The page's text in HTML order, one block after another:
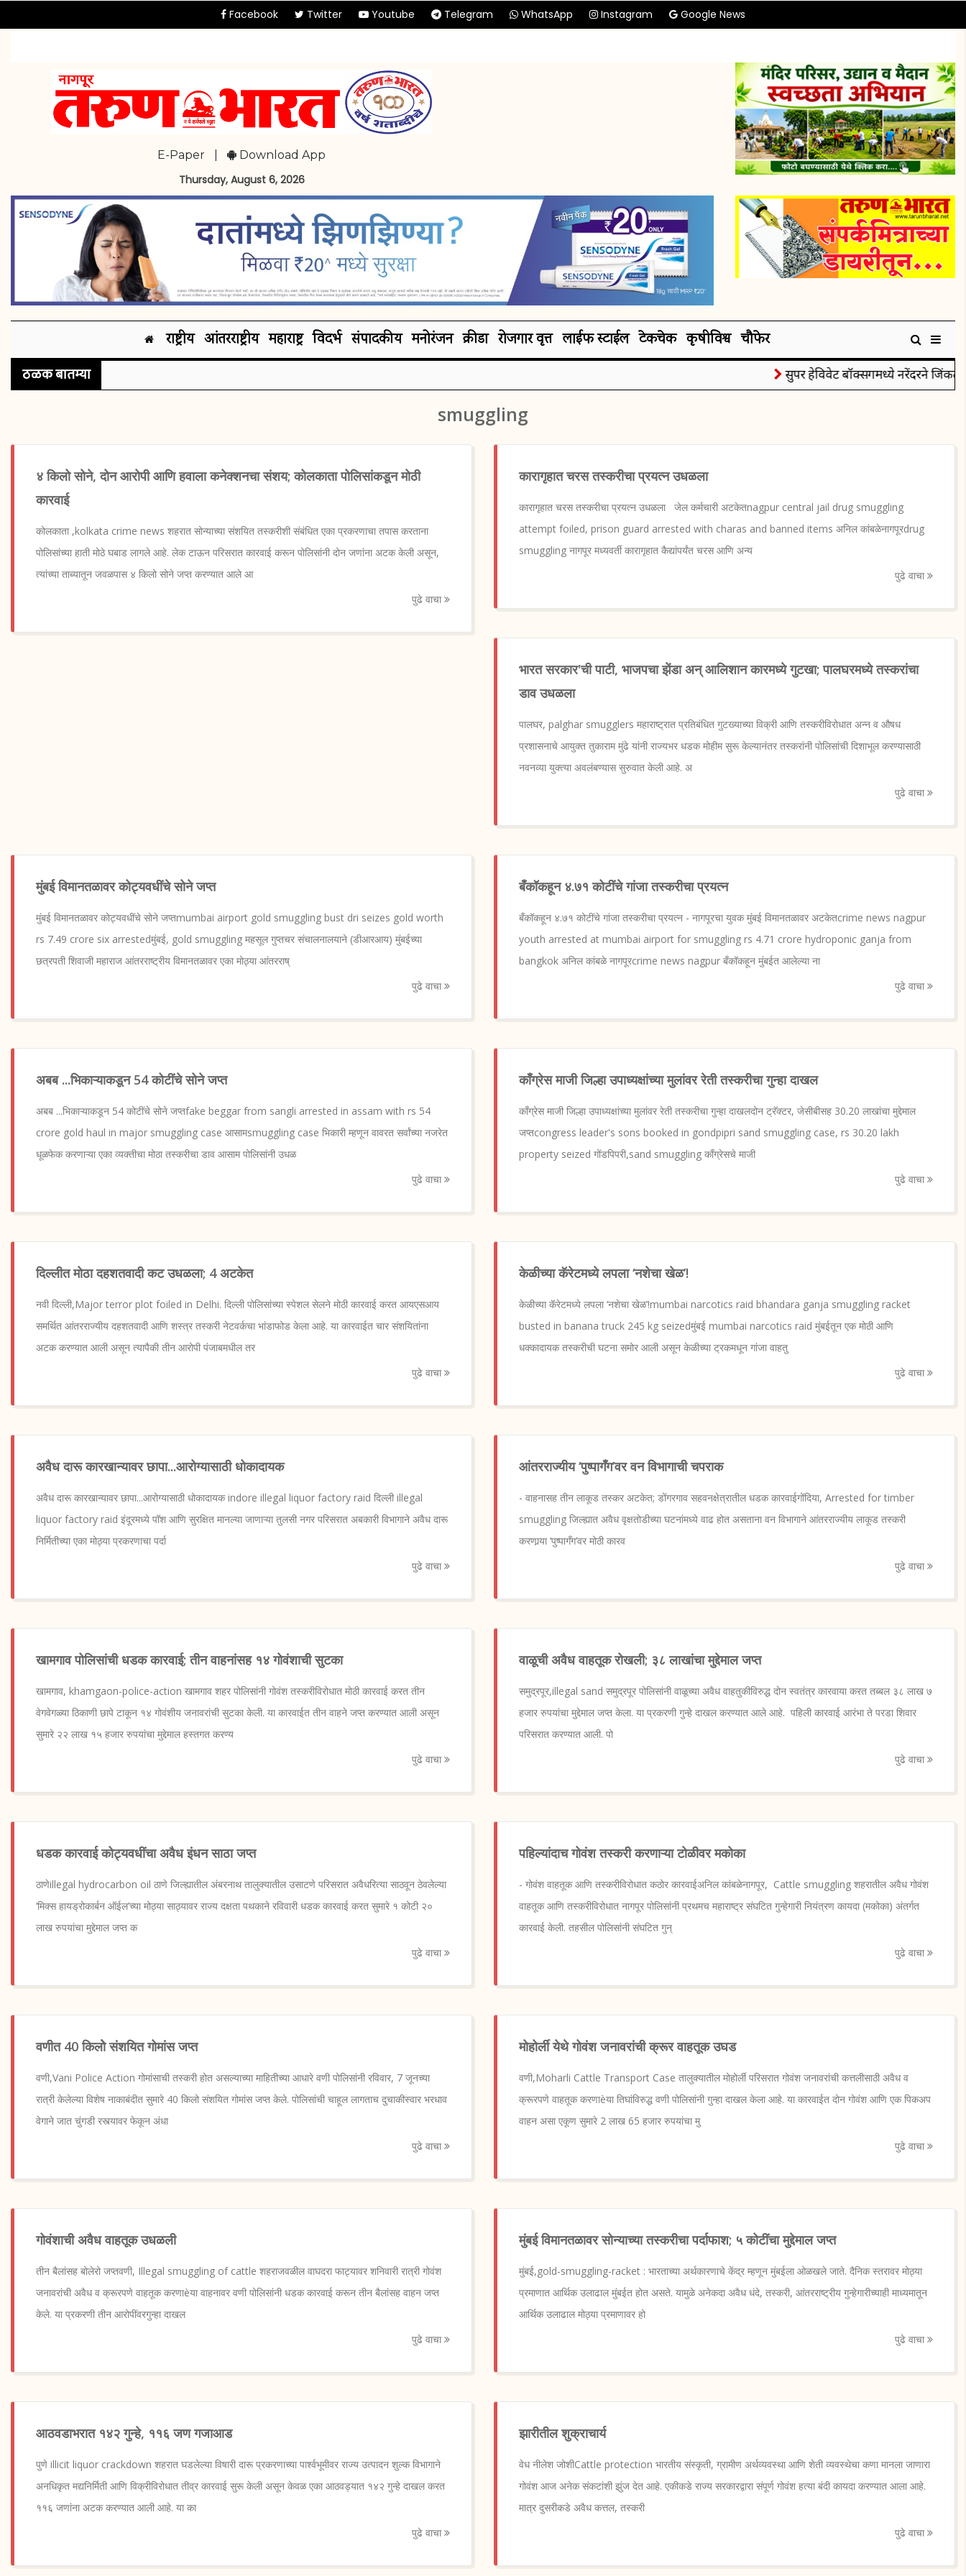
Facebook Twitter Youtube Telegram WhatsApp Instagram Google News
E-Paper Download App
Thursday, August 6, 2026
राष्ट्रीय आंतरराष्ट्रीय महाराष्ट्र विदर्भ संपादकीय मनोरंजन क्रीडा रोजगार वृत्त लाईफ स्टाईल टेकचेक कृषीविश्व चौफेर
ठळक बातम्या सुपर हेविवेट बॉक्सिंगमध्ये नरेंदरने जिंकले
smuggling
४ किलो सोने, दोन आरोपी आणि हवाला कनेक्शनचा संशय; कोलकाता पोलिसांकडून मोठी
कारवाई
कोलकाता ,kolkata crime news शहरात सोन्याच्या संशयित तस्करीशी संबंधित एका प्रकरणाचा तपास करताना
पोलिसांच्या हाती मोठे घबाड लागले आहे. लेक टाऊन परिसरात कारवाई करून पोलिसांनी दोन जणांना अटक केली असून,
त्यांच्या ताब्यातून जवळपास ४ किलो सोने जप्त करण्यात आले आ
पुढे वाचा
कारागृहात चरस तस्करीचा प्रयत्न उधळला
कारागृहात चरस तस्करीचा प्रयत्न उधळला जेल कर्मचारी अटकेतnagpur central jail drug smuggling
attempt foiled, prison guard arrested with charas and banned items अनिल कांबळेनागपूरdrug
smuggling नागपूर मध्यवर्ती कारागृहात कैद्यांपर्यंत चरस आणि अन्य
पुढे वाचा
भारत सरकार'ची पाटी, भाजपचा झेंडा अन् आलिशान कारमध्ये गुटखा; पालघरमध्ये तस्करांचा
डाव उधळला
पालघर, palghar smugglers महाराष्ट्रात प्रतिबंधित गुटख्याच्या विक्री आणि तस्करीविरोधात अन्न व औषध
प्रशासनाचे आयुक्त तुकाराम मुंढे यांनी राज्यभर धडक मोहीम सुरू केल्यानंतर तस्करांनी पोलिसांची दिशाभूल करण्यासाठी
नवनव्या युक्त्या अवलंबण्यास सुरुवात केली आहे. अ
पुढे वाचा
मुंबई विमानतळावर कोट्यवधींचे सोने जप्त
मुंबई विमानतळावर कोट्यवधींचे सोने जप्तmumbai airport gold smuggling bust dri seizes gold worth
rs 7.49 crore six arrestedमुंबई, gold smuggling महसूल गुप्तचर संचालनालयाने (डीआरआय) मुंबईच्या
छत्रपती शिवाजी महाराज आंतरराष्ट्रीय विमानतळावर एका मोठ्या आंतरराष्
पुढे वाचा
बँकॉकहून ४.७१ कोटींचे गांजा तस्करीचा प्रयत्न
बँकॉकहून ४.७१ कोटींचे गांजा तस्करीचा प्रयत्न - नागपूरचा युवक मुंबई विमानतळावर अटकेतcrime news nagpur
youth arrested at mumbai airport for smuggling rs 4.71 crore hydroponic ganja from
bangkok अनिल कांबळे नागपूरcrime news nagpur बँकॉकहून मुंबईत आलेल्या ना
पुढे वाचा
अबब ...भिकाऱ्याकडून 54 कोटींचे सोने जप्त
अबब ...भिकाऱ्याकडून 54 कोटींचे सोने जप्तfake beggar from sangli arrested in assam with rs 54
crore gold haul in major smuggling case आसामsmuggling case भिकारी म्हणून वावरत सर्वांच्या नजरेत
धूळफेक करणाऱ्या एका व्यक्तीचा मोठा तस्करीचा डाव आसाम पोलिसांनी उधळ
पुढे वाचा
काँग्रेस माजी जिल्हा उपाध्यक्षांच्या मुलांवर रेती तस्करीचा गुन्हा दाखल
काँग्रेस माजी जिल्हा उपाध्यक्षांच्या मुलांवर रेती तस्करीचा गुन्हा दाखलदोन ट्रॅक्टर, जेसीबीसह 30.20 लाखांचा मुद्देमाल
जप्तcongress leader's sons booked in gondpipri sand smuggling case, rs 30.20 lakh
property seized गोंडपिपरी,sand smuggling काँग्रेसचे माजी
पुढे वाचा
दिल्लीत मोठा दहशतवादी कट उधळला; 4 अटकेत
नवी दिल्ली,Major terror plot foiled in Delhi. दिल्ली पोलिसांच्या स्पेशल सेलने मोठी कारवाई करत आयएसआय
समर्थित आंतरराज्यीय दहशतवादी आणि शस्त्र तस्करी नेटवर्कचा भांडाफोड केला आहे. या कारवाईत चार संशयितांना
अटक करण्यात आली असून त्यापैकी तीन आरोपी पंजाबमधील तर
पुढे वाचा
केळीच्या कॅरेटमध्ये लपला ‘नशेचा खेळ’!
केळीच्या कॅरेटमध्ये लपला ‘नशेचा खेळ’!mumbai narcotics raid bhandara ganja smuggling racket
busted in banana truck 245 kg seizedमुंबई mumbai narcotics raid मुंबईतून एक मोठी आणि
धक्कादायक तस्करीची घटना समोर आली असून केळीच्या ट्रकमधून गांजा वाहतु
पुढे वाचा
अवैध दारू कारखान्यावर छापा...आरोग्यासाठी धोकादायक
अवैध दारू कारखान्यावर छापा...आरोग्यासाठी धोकादायक indore illegal liquor factory raid दिल्ली illegal
liquor factory raid इंदूरमध्ये पॉश आणि सुरक्षित मानल्या जाणाऱ्या तुलसी नगर परिसरात अबकारी विभागाने अवैध दारू
निर्मितीच्या एका मोठ्या प्रकरणाचा पर्दा
पुढे वाचा
आंतरराज्यीय ‘पुष्पागँग’वर वन विभागाची चपराक
- वाहनासह तीन लाकूड तस्कर अटकेत; डोंगरगाव सहवनक्षेत्रातील धडक कारवाईगोंदिया, Arrested for timber
smuggling जिल्ह्यात अवैध वृक्षतोडीच्या घटनांमध्ये वाढ होत असताना वन विभागाने आंतरराज्यीय लाकूड तस्करी
करणार्‍या ‘पुष्पागँग’वर मोठी कारव
पुढे वाचा
खामगाव पोलिसांची धडक कारवाई; तीन वाहनांसह १४ गोवंशाची सुटका
खामगाव, khamgaon-police-action खामगाव शहर पोलिसांनी गोवंश तस्करीविरोधात मोठी कारवाई करत तीन
वेगवेगळ्या ठिकाणी छापे टाकून १४ गोवंशीय जनावरांची सुटका केली. या कारवाईत तीन वाहने जप्त करण्यात आली असून
सुमारे २२ लाख १५ हजार रुपयांचा मुद्देमाल हस्तगत करण्य
पुढे वाचा
वाळूची अवैध वाहतूक रोखली; ३८ लाखांचा मुद्देमाल जप्त
समुद्रपूर,illegal sand समुद्रपूर पोलिसांनी वाळूच्या अवैध वाहतुकीविरुद्ध दोन स्वतंत्र कारवाया करत तब्बल ३८ लाख ७
हजार रुपयांचा मुद्देमाल जप्त केला. या प्रकरणी गुन्हे दाखल करण्यात आले आहे. पहिली कारवाई आरंभा ते परडा शिवार
परिसरात करण्यात आली. पो
पुढे वाचा
धडक कारवाई कोट्यवधींचा अवैध इंधन साठा जप्त
ठाणेillegal hydrocarbon oil ठाणे जिल्ह्यातील अंबरनाथ तालुक्यातील उसाटणे परिसरात अवैधरित्या साठवून ठेवलेल्या
‘मिक्स हायड्रोकार्बन ऑईल’च्या मोठ्या साठ्यावर राज्य दक्षता पथकाने रविवारी धडक कारवाई करत सुमारे १ कोटी २०
लाख रुपयांचा मुद्देमाल जप्त क
पुढे वाचा
पहिल्यांदाच गोवंश तस्करी करणाऱ्या टोळीवर मकोका
- गोवंश वाहतूक आणि तस्करीविरोधात कठोर कारवाईअनिल कांबळेनागपूर, Cattle smuggling शहरातील अवैध गोवंश
वाहतूक आणि तस्करीविरोधात नागपूर पोलिसांनी प्रथमच महाराष्ट्र संघटित गुन्हेगारी नियंत्रण कायदा (मकोका) अंतर्गत
कारवाई केली. तहसील पोलिसांनी संघटित गुन्
पुढे वाचा
वणीत 40 किलोे संशयित गोमांस जप्त
वणी,Vani Police Action गोमांसाची तस्करी होत असल्याच्या माहितीच्या आधारे वणी पोलिसांनी रविवार, 7 जूनच्या
रात्री केलेल्या विशेष नाकाबंदीत सुमारे 40 किलो संशयित गोमांस जप्त केले. पोलिसांची चाहूल लागताच दुचाकीस्वार भरधाव
वेगाने जात चुंगडी रस्त्यावर फेकून अंधा
पुढे वाचा
मोहोर्ली येथे गोवंश जनावरांची क्रूर वाहतूक उघड
वणी,Moharli Cattle Transport Case तालुक्यातील मोहोर्ली परिसरात गोवंश जनावरांची कत्तलीसाठी अवैध व
क्रूरपणे वाहतूक करणाèया तिघांविरुद्ध वणी पोलिसांनी गुन्हा दाखल केला आहे. या कारवाईत दोन गोवंश आणि एक पिकअप
वाहन असा एकूण सुमारे 2 लाख 65 हजार रुपयांचा मु
पुढे वाचा
गोवंशाची अवैध वाहतूक उधळली
तीन बैलांसह बोलेरो जप्तवणी, Illegal smuggling of cattle शहराजवळील वाघदरा फाट्यावर शनिवारी रात्री गोवंश
जनावरांची अवैध व क्रूरपणे वाहतूक करणाèया वाहनावर वणी पोलिसांनी धडक कारवाई करून तीन बैलांसह वाहन जप्त
केले. या प्रकरणी तीन आरोपींवरगुन्हा दाखल
पुढे वाचा
मुंबई विमानतळावर सोन्याच्या तस्करीचा पर्दाफाश; ५ कोटींचा मुद्देमाल जप्त
मुंबई,gold-smuggling-racket : भारताच्या अर्थकारणाचे केंद्र म्हणून मुंबईला ओळखले जाते. दैनिक स्तरावर मोठ्या
प्रमाणात आर्थिक उलाढाल मुंबईत होत असते. यामुळे अनेकदा अवैध धंदे, तस्करी, आंतरराष्ट्रीय गुन्हेगारीच्याही माध्यमातून
आर्थिक उलाढाल मोठ्या प्रमाणावर हो
पुढे वाचा
आठवडाभरात १४२ गुन्हे, ११६ जण गजाआड
पुणे illicit liquor crackdown शहरात घडलेल्या विषारी दारू प्रकरणाच्या पार्श्वभूमीवर राज्य उत्पादन शुल्क विभागाने
अनधिकृत मद्यनिर्मिती आणि विक्रीविरोधात तीव्र कारवाई सुरू केली असून केवळ एका आठवड्यात १४२ गुन्हे दाखल करत
११६ जणांना अटक करण्यात आली आहे. या का
पुढे वाचा
झारीतील शुक्राचार्य
वेध नीलेश जोशीCattle protection भारतीय संस्कृती, ग्रामीण अर्थव्यवस्था आणि शेती व्यवस्थेचा कणा मानला जाणारा
गोवंश आज अनेक संकटांशी झुंज देत आहे. एकीकडे राज्य सरकारद्वारा संपूर्ण गोवंश हत्या बंदी कायदा करण्यात आला आहे.
मात्र दुसरीकडे अवैध कत्तल, तस्करी
पुढे वाचा